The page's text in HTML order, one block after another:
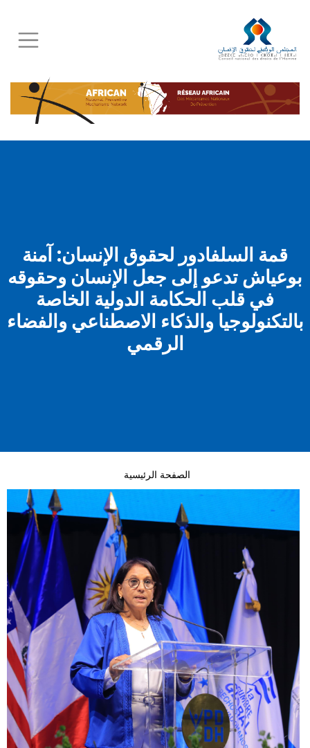
Skip
to
main
content
قمة السلفادور لحقوق الإنسان: آمنة
بوعياش تدعو إلى جعل الإنسان وحقوقه
في قلب الحكامة الدولية الخاصة
بالتكنولوجيا والذكاء الاصطناعي والفضاء
الرقمي
الصفحة الرئيسية